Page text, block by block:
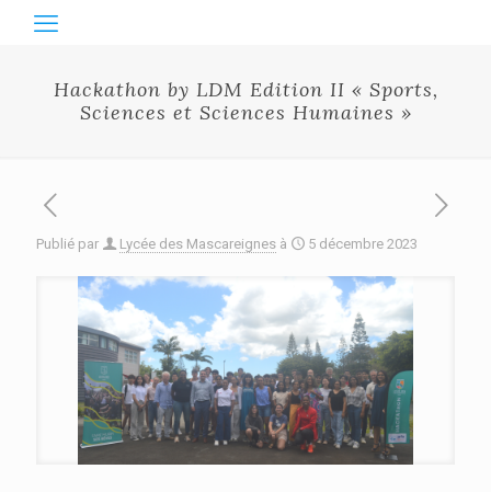
Hackathon by LDM Edition II « Sports,
Sciences et Sciences Humaines »
Publié par Lycée des Mascareignes à 5 décembre 2023